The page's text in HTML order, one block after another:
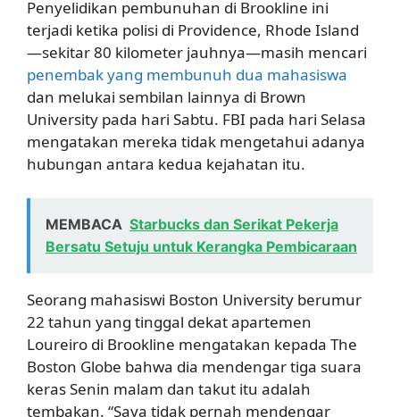
Penyelidikan pembunuhan di Brookline ini
terjadi ketika polisi di Providence, Rhode Island
—sekitar 80 kilometer jauhnya—masih mencari
penembak yang membunuh dua mahasiswa
dan melukai sembilan lainnya di Brown
University pada hari Sabtu. FBI pada hari Selasa
mengatakan mereka tidak mengetahui adanya
hubungan antara kedua kejahatan itu.
MEMBACA Starbucks dan Serikat Pekerja
Bersatu Setuju untuk Kerangka Pembicaraan
Seorang mahasiswi Boston University berumur
22 tahun yang tinggal dekat apartemen
Loureiro di Brookline mengatakan kepada The
Boston Globe bahwa dia mendengar tiga suara
keras Senin malam dan takut itu adalah
tembakan. “Saya tidak pernah mendengar